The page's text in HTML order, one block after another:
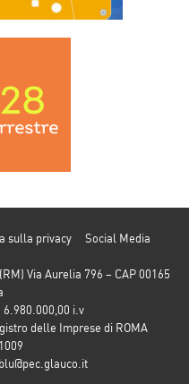
sulla privacy
Social Media
Via Aurelia 796 – CAP 00165
i.v
delle Imprese di ROMA